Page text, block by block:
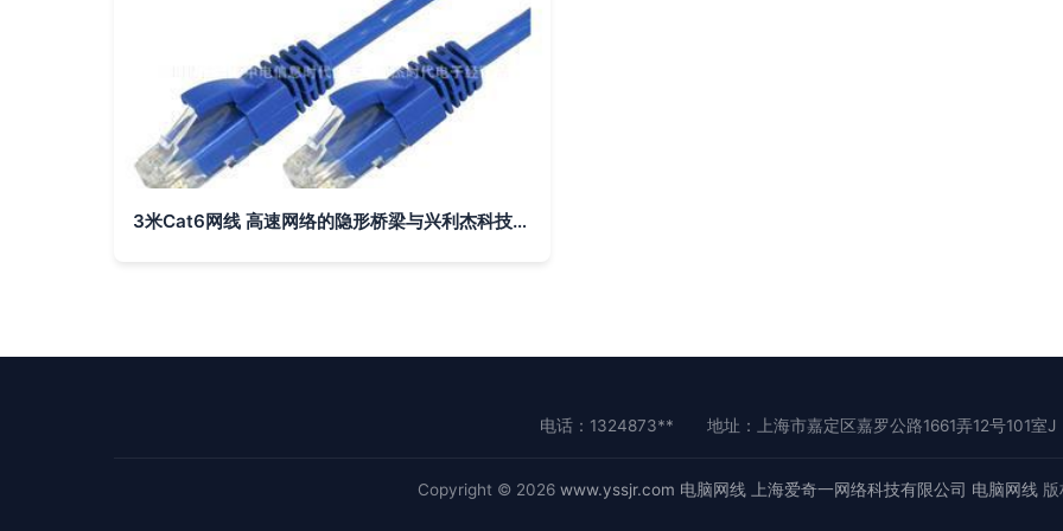
3米Cat6网线 高速网络的隐形桥梁与兴利杰科技的卓越品质
电话：1324873** 地址：上海市嘉定区嘉罗公路1661弄12号101室J
Copyright © 2026 www.yssjr.com 电脑网线 上海爱奇一网络科技有限公司 电脑网线